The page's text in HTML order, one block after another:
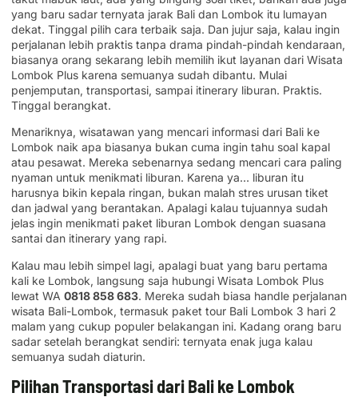
yang baru sadar ternyata jarak Bali dan Lombok itu lumayan
dekat. Tinggal pilih cara terbaik saja. Dan jujur saja, kalau ingin
perjalanan lebih praktis tanpa drama pindah-pindah kendaraan,
biasanya orang sekarang lebih memilih ikut layanan dari Wisata
Lombok Plus karena semuanya sudah dibantu. Mulai
penjemputan, transportasi, sampai itinerary liburan. Praktis.
Tinggal berangkat.
Menariknya, wisatawan yang mencari informasi dari Bali ke
Lombok naik apa biasanya bukan cuma ingin tahu soal kapal
atau pesawat. Mereka sebenarnya sedang mencari cara paling
nyaman untuk menikmati liburan. Karena ya… liburan itu
harusnya bikin kepala ringan, bukan malah stres urusan tiket
dan jadwal yang berantakan. Apalagi kalau tujuannya sudah
jelas ingin menikmati paket liburan Lombok dengan suasana
santai dan itinerary yang rapi.
Kalau mau lebih simpel lagi, apalagi buat yang baru pertama
kali ke Lombok, langsung saja hubungi Wisata Lombok Plus
lewat WA 0818 858 683. Mereka sudah biasa handle perjalanan
wisata Bali-Lombok, termasuk paket tour Bali Lombok 3 hari 2
malam yang cukup populer belakangan ini. Kadang orang baru
sadar setelah berangkat sendiri: ternyata enak juga kalau
semuanya sudah diaturin.
Pilihan Transportasi dari Bali ke Lombok